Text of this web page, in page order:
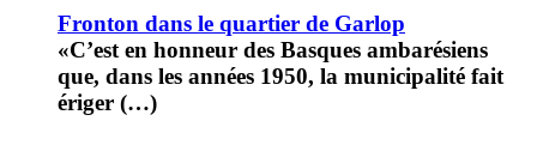
Fronton dans le quartier de Garlop
«C’est en honneur des Basques ambarésiens
que, dans les années 1950, la municipalité fait
ériger (…)